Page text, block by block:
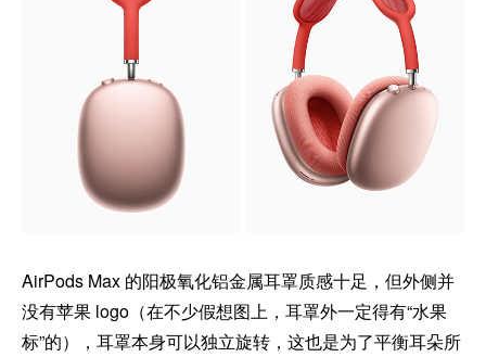
AirPods Max 的阳极氧化铝金属耳罩质感十足，但外侧并
没有苹果 logo（在不少假想图上，耳罩外一定得有“水果
标”的），耳罩本身可以独立旋转，这也是为了平衡耳朵所